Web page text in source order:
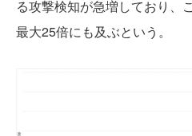
る攻撃検知が急増しており、
最大25倍にも及ぶという。